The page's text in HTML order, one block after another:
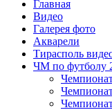
Главная
Видео
Галерея фото
Акварели
Тирасполь
ЧМ по футболу